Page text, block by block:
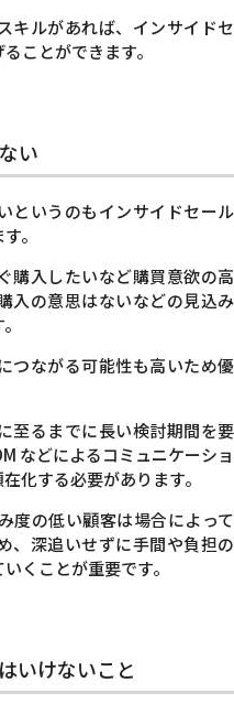
キルがあれば、インサイドセ
ことができます。
い
というのもインサイドセール
。
購入したいなど購買意欲の高
入の意思はないなどの見込み
つながる可能性も高いため優
至るまでに長い検討期間を要
などによるコミュニケーショ
化する必要があります。
度の低い顧客は場合によって
、深追いせずに手間や負担の
くことが重要です。
いけないこと